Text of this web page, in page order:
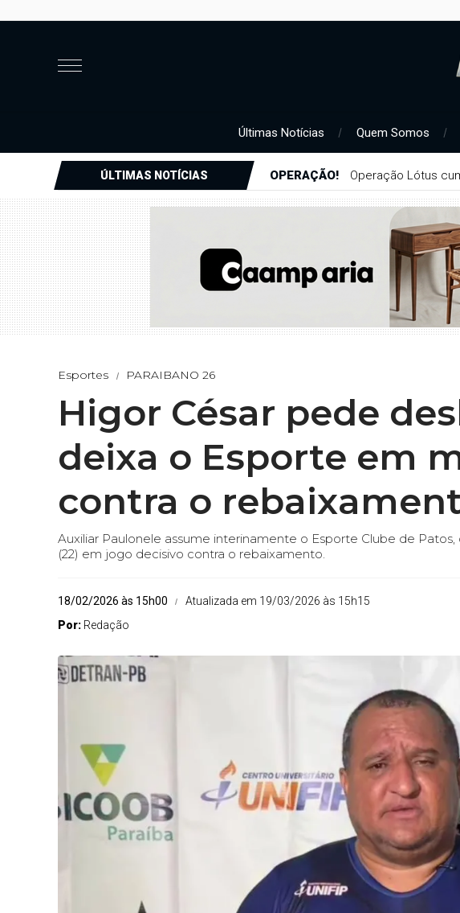
Últimas Notícias Quem Somos
ÚLTIMAS NOTÍCIAS OPERAÇÃO! Operação Lótus
Esportes PARAIBANO 26
Higor César pede
deixa o Esporte em
contra o
Auxiliar Paulonele assume interinamente o Esporte Clube de
(22) em jogo decisivo contra o rebaixamento.
18/02/2026 às 15h00
Atualizada em 19/03/2026 às 15h15
Por: Redação